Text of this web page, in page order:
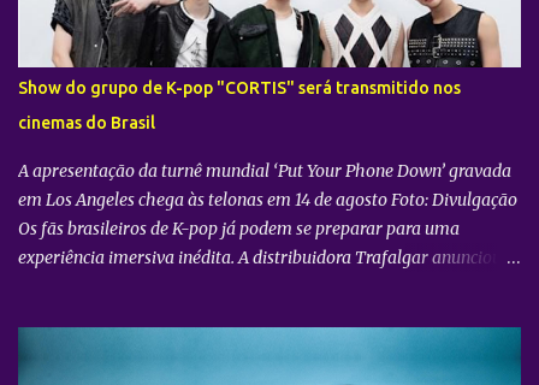
Show do grupo de K-pop "CORTIS" será transmitido nos
cinemas do Brasil
A apresentação da turnê mundial ‘Put Your Phone Down’ gravada
em Los Angeles chega às telonas em 14 de agosto Foto: Divulgação
Os fãs brasileiros de K-pop já podem se preparar para uma
experiência imersiva inédita. A distribuidora Trafalgar anunciou o
realizado diretamente do YouTube Theater , na cidade de Los